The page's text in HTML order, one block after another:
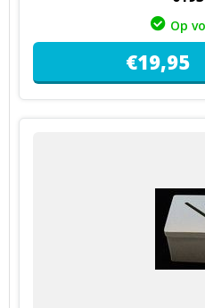
Op
€19,95